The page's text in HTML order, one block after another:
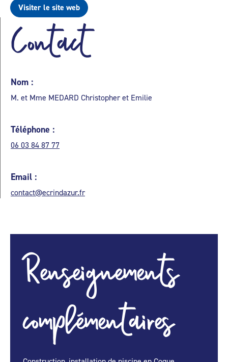
Visiter le site web
Contact
Nom :
M. et Mme MEDARD Christopher et Emilie
Téléphone :
06 03 84 87 77
Email :
contact@ecrindazur.fr
Renseignements
complémentaires